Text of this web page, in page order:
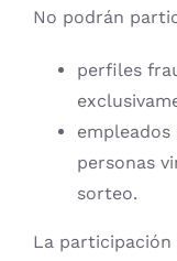
No podrán
perfiles
personas
sorteo.
La participación